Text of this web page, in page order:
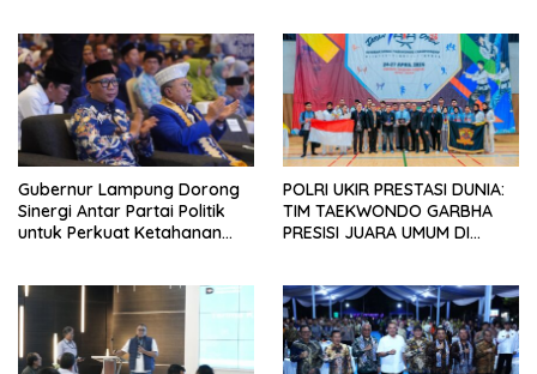
Gubernur Lampung Dorong
Sinergi Antar Partai Politik
untuk Perkuat Ketahanan
POLRI UKIR PRESTASI DUNIA:
TIM TAEKWONDO GARBHA
PRESISI JUARA UMUM DI